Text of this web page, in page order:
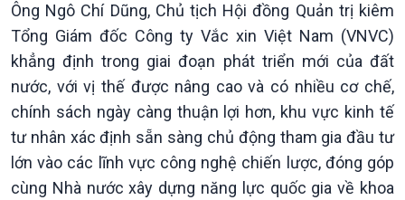
Tin Kinh tế
Trước giờ mở cửa
Dòng chảy Kinh tế
Sức sống hàng Việt
Khởi nghiệp
Tuyên chiến với gian lận
thương mại
Tin Nông nghiệp & Biển
đảo
Mùa vàng
Biển đảo Việt Nam
Tâm tình biên giới và hải
đảo
Tìm hiểu biển, đảo Việt
Nam
Ông Ngô Chí Dũng, Chủ tịch Hội đồng Quản trị kiêm
Tổng Giám đốc Công ty Vắc xin Việt Nam (VNVC)
khẳng định trong giai đoạn phát triển mới của đất
nước, với vị thế được nâng cao và có nhiều cơ chế,
chính sách ngày càng thuận lợi hơn, khu vực kinh tế
tư nhân xác định sẵn sàng chủ động tham gia đầu tư
lớn vào các lĩnh vực công nghệ chiến lược, đóng góp
cùng Nhà nước xây dựng năng lực quốc gia về khoa